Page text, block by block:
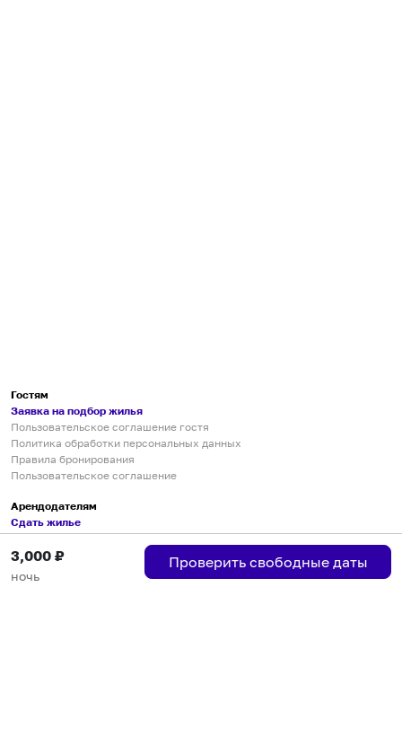
3,000 ₽
ночь
Проверить свободные даты
Гостям
Заявка на подбор жилья
Пользовательское соглашение гостя
Политика обработки персональных данных
Правила бронирования
Пользовательское соглашение
Арендодателям
Сдать жилье
Пользовательское соглашение
Правила публикации объявлений